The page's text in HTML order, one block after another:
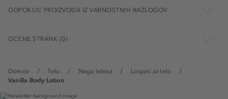
Domov Telo Nega telesa
Losjoni za telo
Vanilla Body Lotion
ODPOKLIC PROIZVODA IZ VARNOSTNIH RAZLOGOV
OCENE STRANK (0)